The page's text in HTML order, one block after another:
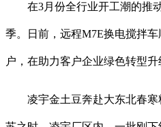
在3月份全行业开工潮的推动
季。日前，远程M7E换电搅拌
户，在助力客户企业绿色转型升
凌宇金土豆奔赴大东北春寒